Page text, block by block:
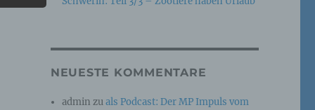
NEUESTE KOMMENTARE
admin zuals Podcast: Der MP Impuls vom